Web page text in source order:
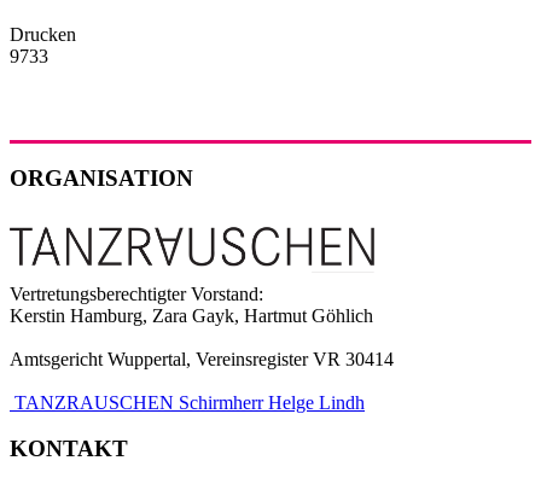
Drucken
9733
ORGANISATION
Vertretungsberechtigter Vorstand:
Kerstin Hamburg, Zara Gayk, Hartmut Göhlich
Amtsgericht Wuppertal, Vereinsregister VR 30414
TANZRAUSCHEN Schirmherr Helge Lindh
KONTAKT